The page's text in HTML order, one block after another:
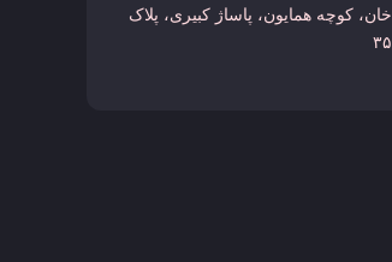
خان، کوچه همایون، پاساژ کبیری، پلاک
۳۵